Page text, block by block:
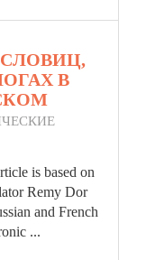
В
is based on
Remy Dor
and French
...